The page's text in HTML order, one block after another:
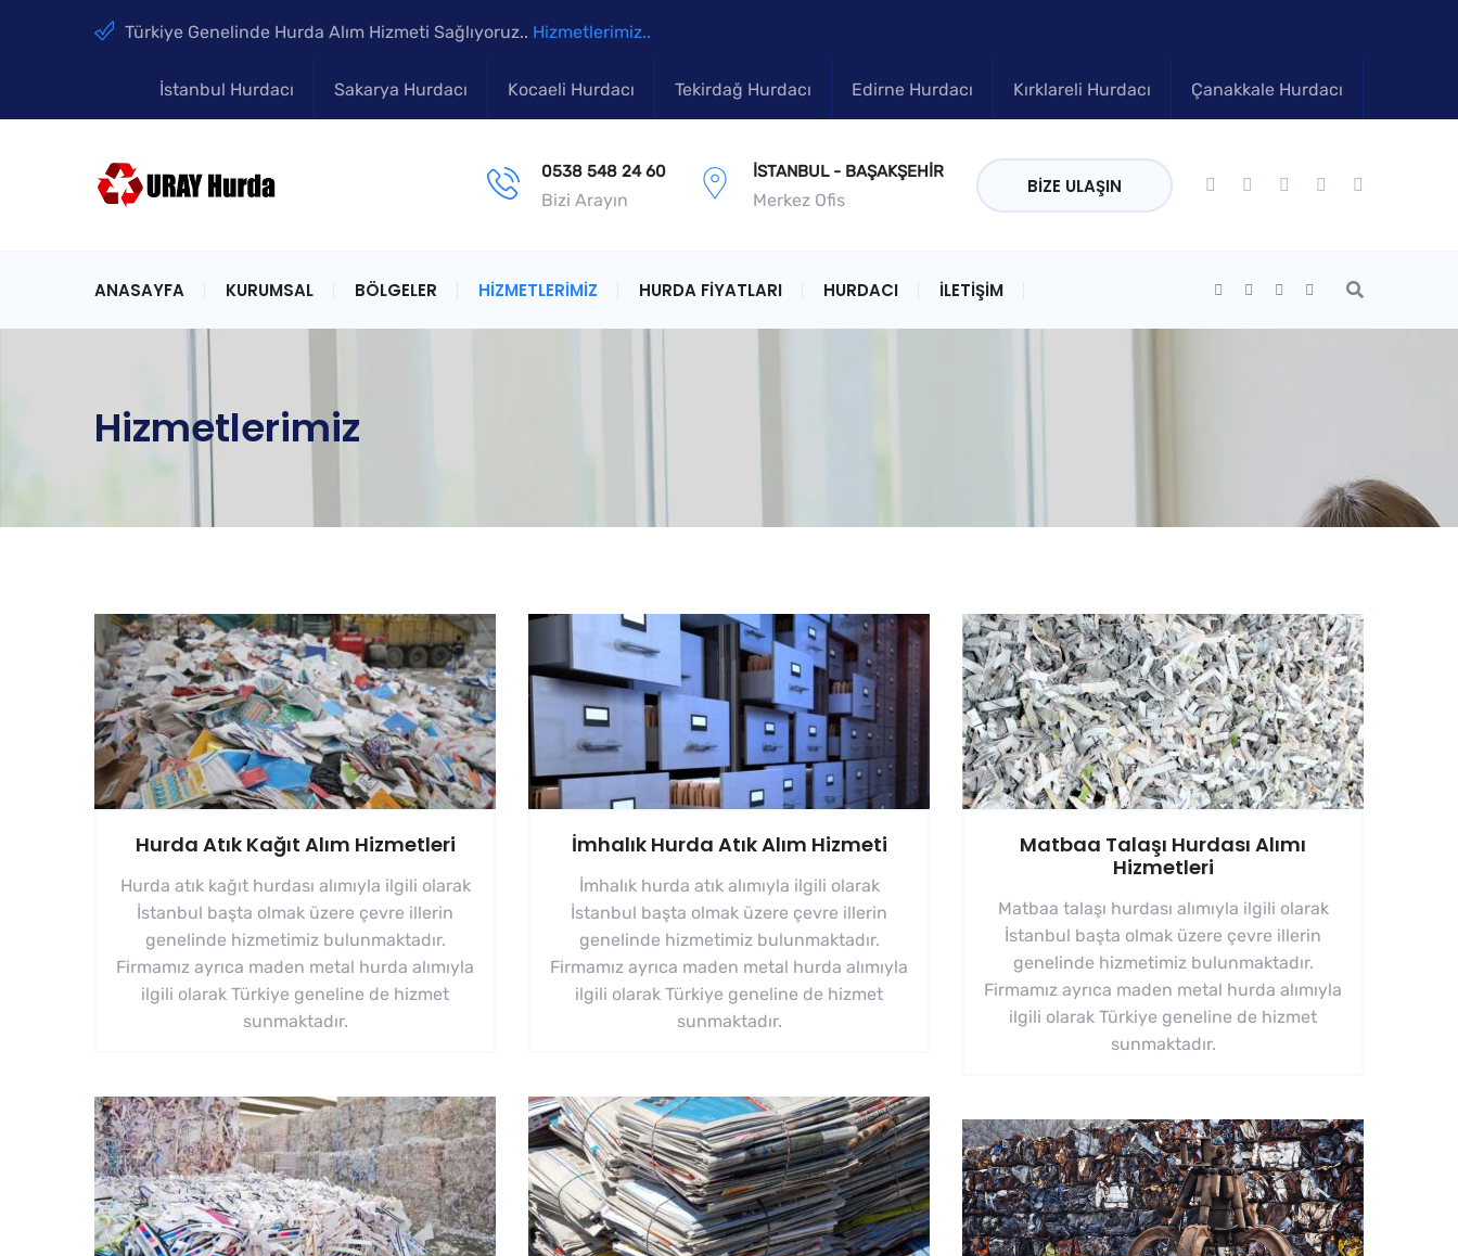
Türkiye Genelinde Hurda Alım Hizmeti Sağlıyoruz.. Hizmetlerimiz..
İstanbul Hurdacı Sakarya Hurdacı Kocaeli Hurdacı Tekirdağ Hurdacı Edirne Hurdacı Kırklareli Hurdacı Çanakkale Hurdacı
0538 548 24 60
Bizi Arayın
İSTANBUL - BAŞAKŞEHIR
Merkez Ofis
BIZE ULAŞIN
ANASAYFA KURUMSAL BÖLGELER HIZMETLERIMIZ HURDA FIYATLARI HURDACI İLETIŞIM
Hizmetlerimiz
Hurda Atık Kağıt Alım Hizmetleri
Hurda atık kağıt hurdası alımıyla ilgili olarak
İstanbul başta olmak üzere çevre illerin
genelinde hizmetimiz bulunmaktadır.
Firmamız ayrıca maden metal hurda alımıyla
ilgili olarak Türkiye geneline de hizmet
sunmaktadır.
İmhalık Hurda Atık Alım Hizmeti
İmhalık hurda atık alımıyla ilgili olarak
İstanbul başta olmak üzere çevre illerin
genelinde hizmetimiz bulunmaktadır.
Firmamız ayrıca maden metal hurda alımıyla
ilgili olarak Türkiye geneline de hizmet
sunmaktadır.
Matbaa Talaşı Hurdası Alımı
Hizmetleri
Matbaa talaşı hurdası alımıyla ilgili olarak
İstanbul başta olmak üzere çevre illerin
genelinde hizmetimiz bulunmaktadır.
Firmamız ayrıca maden metal hurda alımıyla
ilgili olarak Türkiye geneline de hizmet
sunmaktadır.